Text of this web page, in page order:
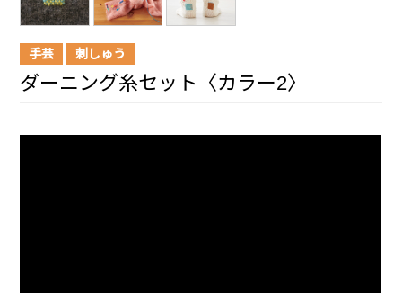
手芸 刺しゅう
ダーニング糸セット〈カラー2〉